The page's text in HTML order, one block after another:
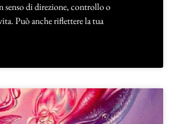
senso di direzione, controllo o
Può anche riflettere la tua